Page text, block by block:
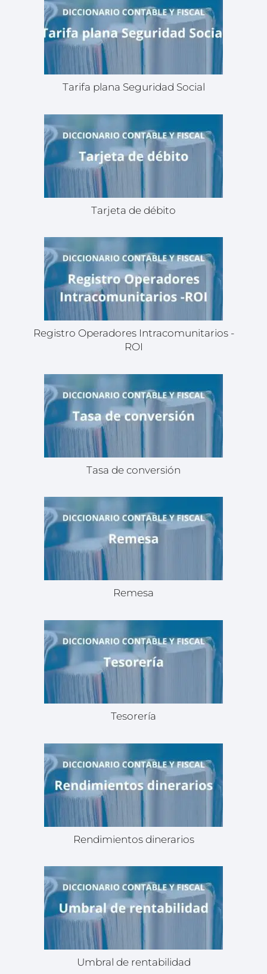
Tarifa plana Seguridad Social
Tarjeta de débito
Registro Operadores Intracomunitarios -
ROI
Tasa de conversión
Remesa
Tesorería
Rendimientos dinerarios
Umbral de rentabilidad